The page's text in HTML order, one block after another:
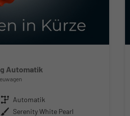
Automatik
Getriebe Automatik
Außenfarbe Serenity White Pearl